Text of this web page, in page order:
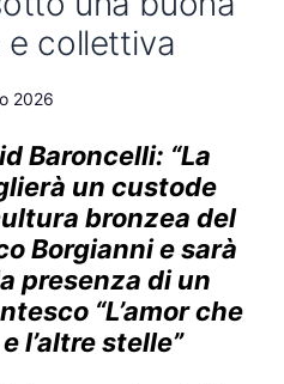
collettiva
2026
Baroncelli: “La
un custode
bronzea del
Borgianni e sarà
presenza di un
“L’amor che
l’altre stelle”